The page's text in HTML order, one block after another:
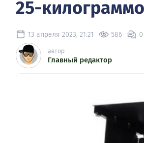
25-
13 апреля 2023, 21:21 586
автор
Главный редактор